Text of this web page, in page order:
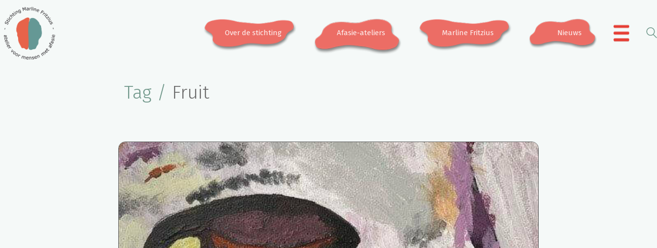
Over de stichting Afasie-ateliers Marline Fritzius Nieuws .
Tag / Fruit